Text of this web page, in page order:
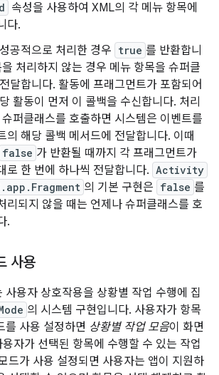
속성을 사용하여 XML의 각 메뉴 항목에
다.
공적으로 처리한 경우 true 를 반환합니
처리하지 않는 경우 메뉴 항목을 슈퍼클
달합니다. 활동에 프래그먼트가 포함되어
활동이 먼저 이 콜백을 수신합니다. 처리
퍼클래스를 호출하면 시스템은 이벤트를
의 해당 콜백 메서드에 전달합니다. 이때
false 가 반환될 때까지 각 프래그먼트가
로 한 번에 하나씩 전달합니다. Activity
의 기본 구현은 false 를
리되지 않을 때는 언제나 슈퍼클래스를 호
.
사용
사용자 상호작용을 상황별 작업 수행에 집
의 시스템 구현입니다. 사용자가 항목
를 사용 설정하면 상황별 작업 모음이 화면
자가 선택된 항목에 수행할 수 있는 작업
드가 사용 설정되면 사용자는 앱이 지원하